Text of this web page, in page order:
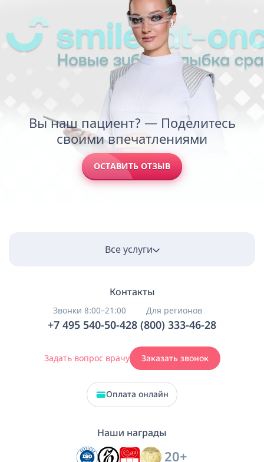
Вы наш пациент? — Поделитесь
своими впечатлениями
ОСТАВИТЬ ОТЗЫВ
Все услуги
Контакты
Звонки 8:00–21:00
+7 495 540-50-42
Для регионов
8 (800) 333-46-28
Задать вопрос врачу Заказать звонок
Оплата онлайн
Наши награды
20+